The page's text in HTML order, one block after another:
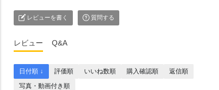
レビューを書く 質問する
レビュー Q&A
日付順 ↓ 評価順 いいね数順 購入確認順
返信順
写真・動画付き順